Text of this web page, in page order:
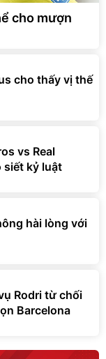
cho mượn
cho thấy vị thế
vs Real
siết kỷ luật
hài lòng với
Rodri từ chối
Barcelona